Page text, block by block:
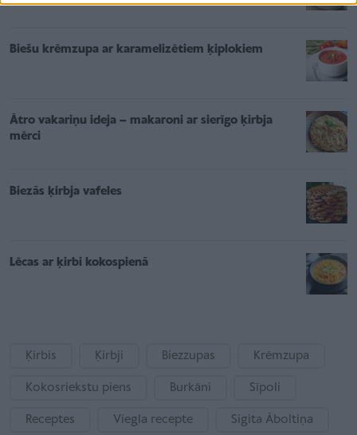
Biešu krēmzupa ar karamelizētiem ķiplokiem
Ātro vakariņu ideja – makaroni ar sierīgo ķirbja
mērci
Biezās ķirbja vafeles
Lēcas ar ķirbi kokospienā
Ķirbis Ķirbji Biezzupas Krēmzupa
Kokosriekstu piens Burkāni Sīpoli
Receptes Viegla recepte Sigita Āboltiņa